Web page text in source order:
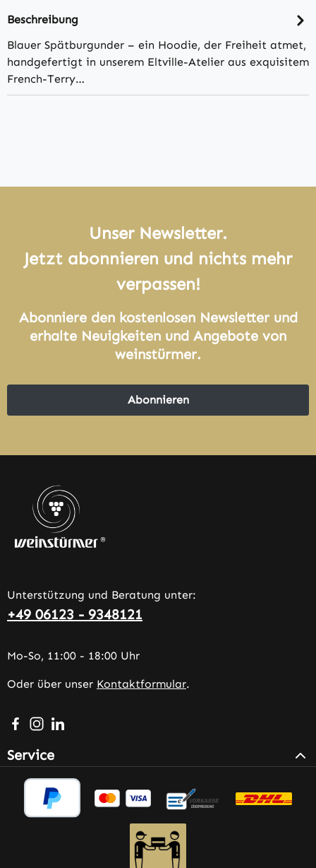
Beschreibung
Blauer Spätburgunder – ein Hoodie, der Freiheit atmet,
handgefertigt in unserem Eltville-Atelier aus exquisitem
French-Terry…
Unser Newsletter.
Jetzt abonnieren und nichts mehr
verpassen!
Abonniere den kostenlosen Newsletter und
erhalte Neuigkeiten und Angebote von
weinstürmer.
Abonnieren
Unterstützung und Beratung unter:
+49 06123 - 9348121
Mo-So, 11:00 - 18:00 Uhr
Oder über unser Kontaktformular.
Besuche uns auf Facebook – öffnet in neuem Tab
Schau auf Instagram vorbei – öffnet in neuem Tab
Vernetze dich mit uns auf LinkedIn – öffnet in
Service